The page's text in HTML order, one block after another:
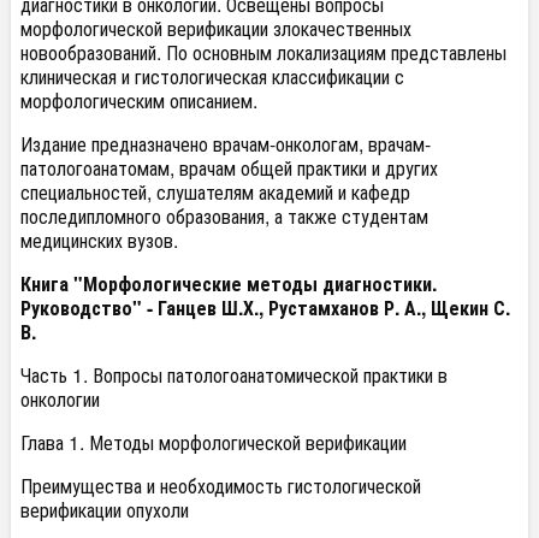
морфологической верификации злокачественных
новообразований. По основным локализациям представлены
клиническая и гистологическая классификации с
морфологическим описанием.
Издание предназначено врачам-онкологам, врачам-
патологоанатомам, врачам общей практики и других
специальностей, слушателям академий и кафедр
последипломного образования, а также студентам
медицинских вузов.
Книга "Морфологические методы диагностики.
Руководство" - Ганцев Ш.Х., Рустамханов Р. А., Щекин С.
В.
Часть 1. Вопросы патологоанатомической практики в
онкологии
Глава 1. Методы морфологической верификации
Преимущества и необходимость гистологической
верификации опухоли